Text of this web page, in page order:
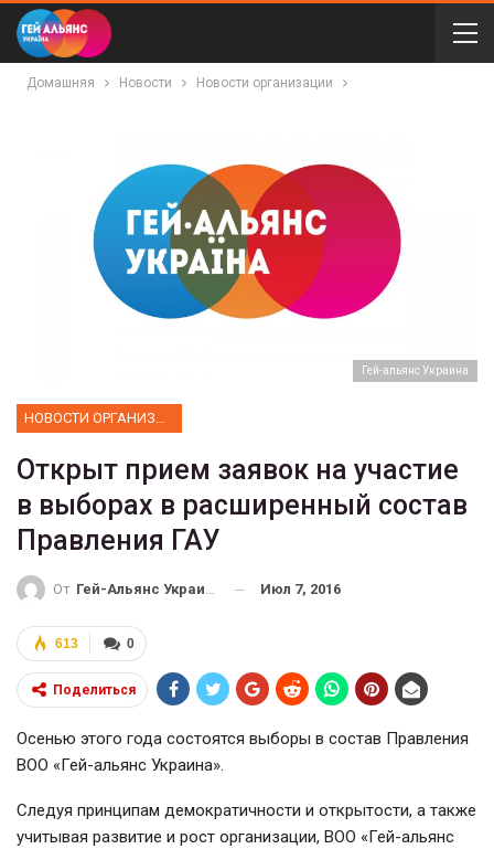
Домашняя Новости Новости организации
Гей-альянс Украина
Открыт прием заявок на участие
в выборах в расширенный состав
Правления ГАУ
От Гей-Альянс Украина Июл 7, 2016
0
613
Поделиться
Осенью этого года состоятся выборы в состав Правления
ВОО «Гей-альянс Украина».
Следуя принципам демократичности и открытости, а также
учитывая развитие и рост организации, ВОО «Гей-альянс